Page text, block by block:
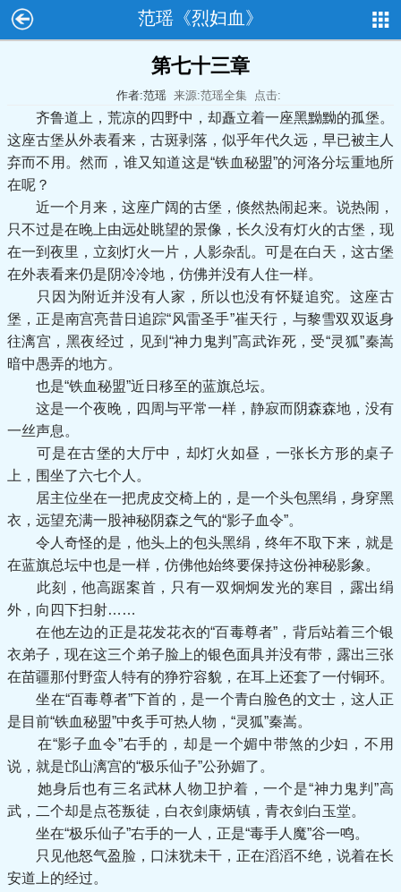
范瑶《烈妇血》
第七十三章
作者:范瑶 来源:范瑶全集 点击:
齐鲁道上，荒凉的四野中，却矗立着一座黑黝黝的孤堡。
这座古堡从外表看来，古斑剥落，似乎年代久远，早已被主人
弃而不用。然而，谁又知道这是“铁血秘盟”的河洛分坛重地所
在呢？
近一个月来，这座广阔的古堡，倏然热闹起来。说热闹，
只不过是在晚上由远处眺望的景像，长久没有灯火的古堡，现
在一到夜里，立刻灯火一片，人影杂乱。可是在白天，这古堡
在外表看来仍是阴冷冷地，仿佛并没有人住一样。
只因为附近并没有人家，所以也没有怀疑追究。这座古
堡，正是南宫亮昔日追踪“风雷圣手”崔天行，与黎雪双双返身
往漓宫，黑夜经过，见到“神力鬼判”高武诈死，受“灵狐”秦嵩
暗中愚弄的地方。
也是“铁血秘盟”近日移至的蓝旗总坛。
这是一个夜晚，四周与平常一样，静寂而阴森森地，没有
一丝声息。
可是在古堡的大厅中，却灯火如昼，一张长方形的桌子
上，围坐了六七个人。
居主位坐在一把虎皮交椅上的，是一个头包黑绢，身穿黑
衣，远望充满一股神秘阴森之气的“影子血令”。
令人奇怪的是，他头上的包头黑绢，终年不取下来，就是
在蓝旗总坛中也是一样，仿佛他始终要保持这份神秘影象。
此刻，他高踞案首，只有一双炯炯发光的寒目，露出绢
外，向四下扫射……
在他左边的正是花发花衣的“百毒尊者”，背后站着三个银
衣弟子，现在这三个弟子脸上的银色面具并没有带，露出三张
在苗疆那付野蛮人特有的狰狞容貌，在耳上还套了一付铜环。
坐在“百毒尊者”下首的，是一个青白脸色的文士，这人正
是目前“铁血秘盟”中炙手可热人物，“灵狐”秦嵩。
在“影子血令”右手的，却是一个媚中带煞的少妇，不用
说，就是邙山漓宫的“极乐仙子”公孙媚了。
她身后也有三名武林人物卫护着，一个是“神力鬼判”高
武，二个却是点苍叛徒，白衣剑康炳镇，青衣剑白玉堂。
坐在“极乐仙子”右手的一人，正是“毒手人魔”谷一鸣。
只见他怒气盈脸，口沫犹未干，正在滔滔不绝，说着在长
安道上的经过。